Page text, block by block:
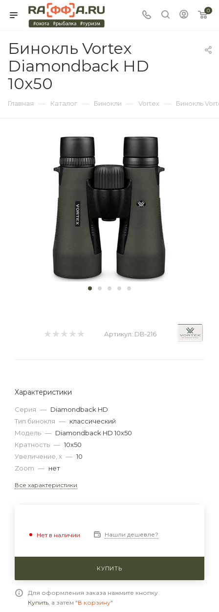
0
Бинокль Vortex
Diamondback HD
10x50
Главная — Каталог — Бинокли — Vortex — Бинокль
Артикул: DB-216
Характеристики
Серия — Diamondback HD
Тип бинокля — классический
Модель — Diamondback HD 10x50
Кратность — 10x50
Увеличение, x — 10
Zoom — нет
Все характеристики
Нет в наличии Нашли дешевле?
КУПИТЬ
Для оформления заказа нажмите кнопку
Купить, а затем "В корзину"